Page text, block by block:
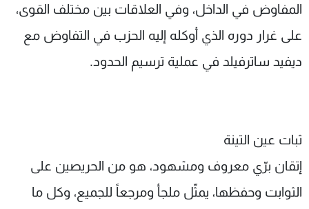
المفاوض في الداخل، وفي العلاقات بين مختلف القوى،
على غرار دوره الذي أوكله إليه الحزب في التفاوض مع
ديفيد ساترفيلد في عملية ترسيم الحدود.
ثبات عين التينة
إتقان برّي معروف ومشهود، هو من الحريصين على
الثوابت وحفظها، يمثّل ملجأ ومرجعاً للجميع، وكل ما